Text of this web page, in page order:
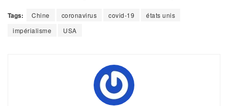
Tags: Chine coronavirus covid-19
états unis
impérialisme
USA